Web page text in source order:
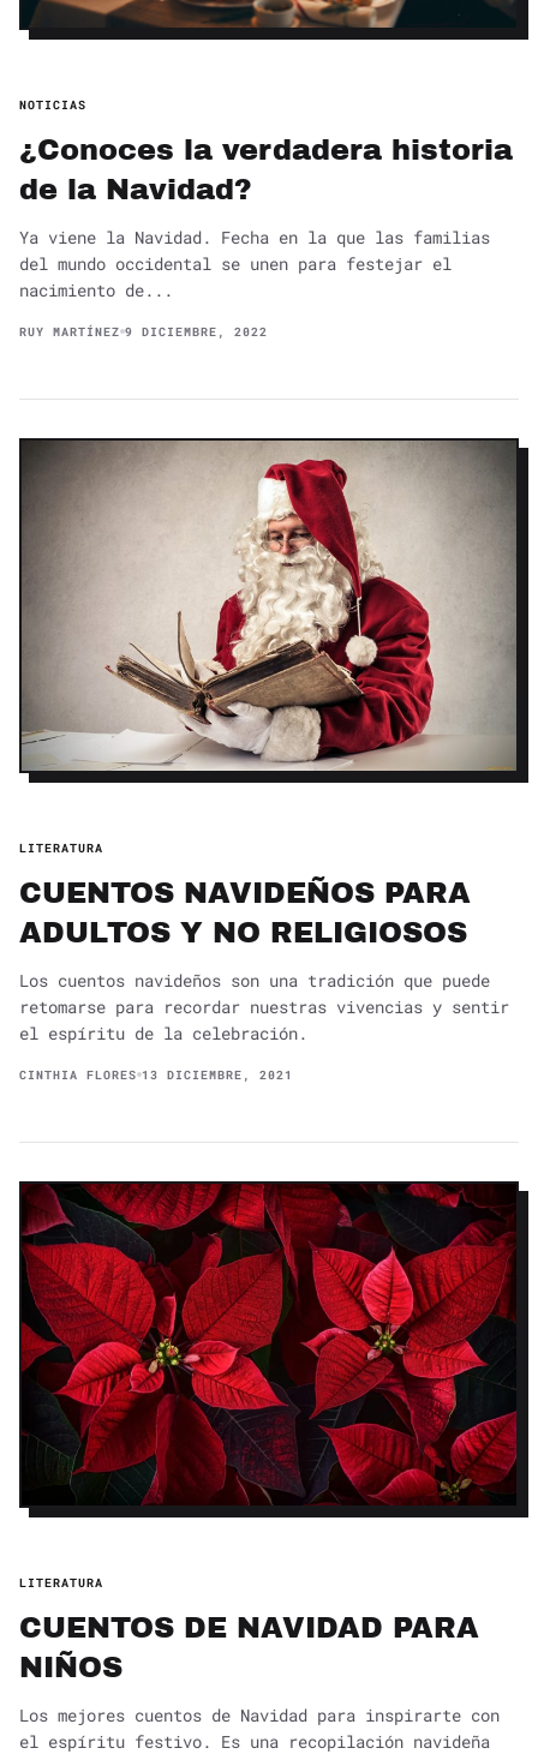
NOTICIAS
¿Conoces la verdadera historia
de la Navidad?
Ya viene la Navidad. Fecha en la que las familias
del mundo occidental se unen para festejar el
nacimiento de...
RUY MARTÍNEZ 9 DICIEMBRE, 2022
LITERATURA
CUENTOS NAVIDEÑOS PARA
ADULTOS Y NO RELIGIOSOS
Los cuentos navideños son una tradición que puede
retomarse para recordar nuestras vivencias y sentir
el espíritu de la celebración.
CINTHIA FLORES 13 DICIEMBRE, 2021
LITERATURA
CUENTOS DE NAVIDAD PARA
NIÑOS
Los mejores cuentos de Navidad para inspirarte con
el espíritu festivo. Es una recopilación navideña